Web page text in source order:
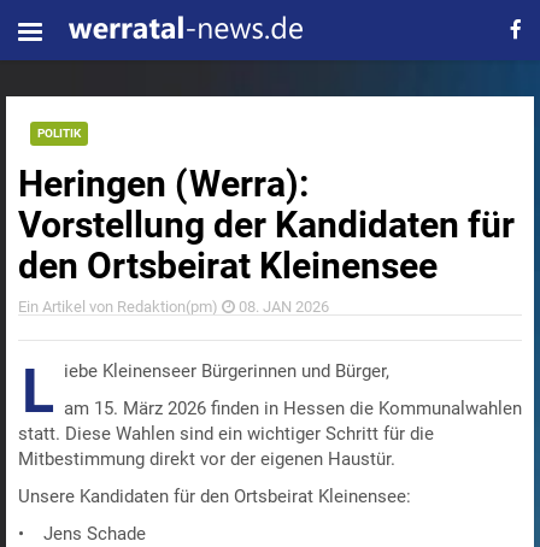
Heringen (Werra):
Vorstellung der Kandidaten für
den Ortsbeirat Kleinensee
POLITIK
Ein Artikel von Redaktion(pm) 08. JAN 2026
L iebe Kleinenseer Bürgerinnen und Bürger,
am 15. März 2026 finden in Hessen die Kommunalwahlen
statt. Diese Wahlen sind ein wichtiger Schritt für die
Mitbestimmung direkt vor der eigenen Haustür.
Unsere Kandidaten für den Ortsbeirat Kleinensee:
• Jens Schade